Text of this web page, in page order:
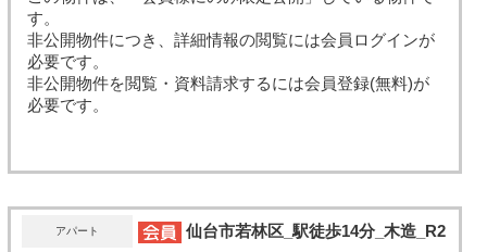
す。
非公開物件につき、詳細情報の閲覧には会員ログインが
必要です。
非公開物件を閲覧・資料請求するには会員登録(無料)が
必要です。
アパート
仙台市若林区_駅徒歩14分_木造_R2